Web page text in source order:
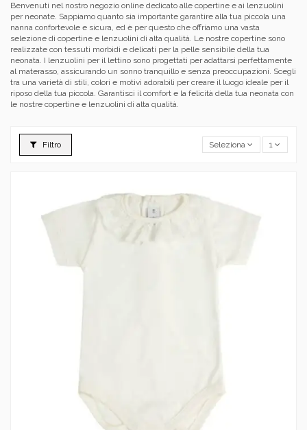
Benvenuti nel nostro negozio online dedicato alle copertine e ai lenzuolini
per neonate. Sappiamo quanto sia importante garantire alla tua piccola una
nanna confortevole e sicura, ed è per questo che offriamo una vasta
selezione di copertine e lenzuolini di alta qualità. Le nostre copertine sono
realizzate con tessuti morbidi e delicati per la pelle sensibile della tua
neonata. I lenzuolini per il lettino sono progettati per adattarsi perfettamente
al materasso, assicurando un sonno tranquillo e senza preoccupazioni. Scegli
tra una varietà di stili, colori e motivi adorabili per creare il luogo ideale per il
riposo della tua piccola. Garantisci il comfort e la felicità della tua neonata con
le nostre copertine e lenzuolini di alta qualità.
Filtro Seleziona 1